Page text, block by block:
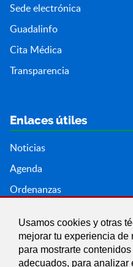
Usamos cookies y otras
mejorar tu experiencia de
para mostrarte
adecuados, para analizar
Sede electrónica
Guadalinfo
Cita Médica
Transparencia
Enlaces útiles
Noticias
Agenda
Ordenanzas